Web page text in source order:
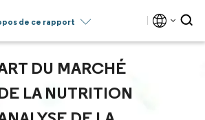
de ce rapport
DU MARCHÉ
LA NUTRITION